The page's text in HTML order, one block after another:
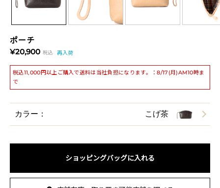
ポーチ
¥20,900 税込 再入荷
税込11,000円以上ご購入で送料は当社負担になります。：8/17(月)AM10時ま
で
カラー： こげ茶
ショッピングバッグに入れる